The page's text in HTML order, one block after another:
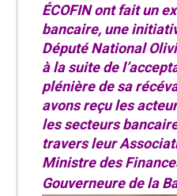
ÉCOFIN ont fait un
bancaire, une
Député National
à la suite de
plénière de sa
avons reçu les
les secteurs
travers leur
Ministre des
Gouverneure de la